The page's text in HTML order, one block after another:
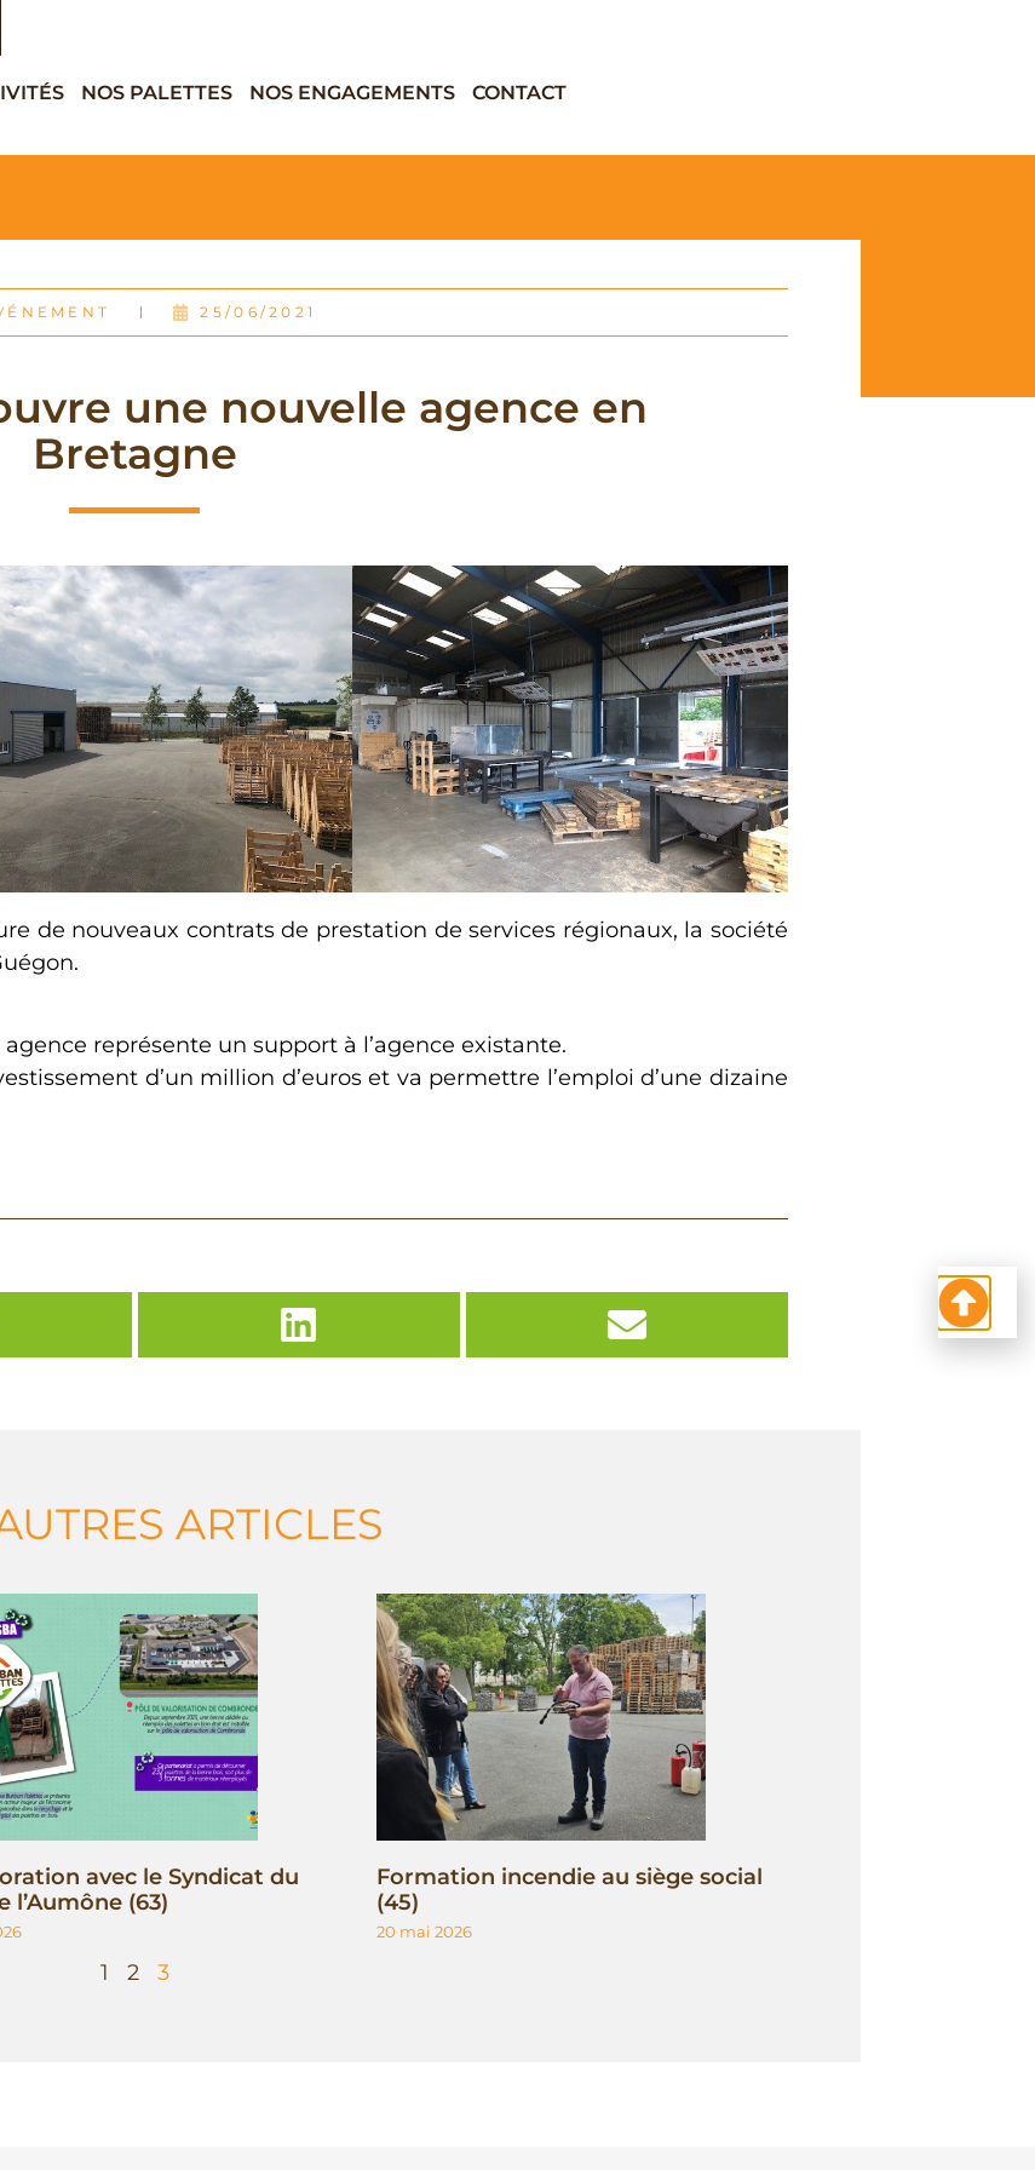
NOS PALETTES NOS ENGAGEMENTS CONTACT
25/06/2021
une nouvelle agence en
Bretagne
de nouveaux contrats de prestation de services régionaux, la société
représente un support à l’agence existante.
d’un million d’euros et va permettre l’emploi d’une dizaine
ARTICLES
avec le Syndicat du
l’Aumône (63)
Formation incendie au siège social
(45)
20 mai 2026
1 2 3